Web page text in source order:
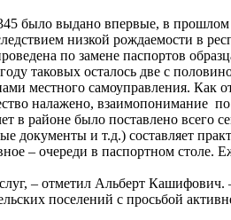
было выдано впервые, в прошлом
низкой рождаемости в
по замене паспортов
таковых осталось две с
местного самоуправления. Как
налажено, взаимопонимание
в районе было поставлено всего
документы и т.д.) составляет
– очереди в паспортном столе.
– отметил Альберт Кашифович.
поселений с просьбой